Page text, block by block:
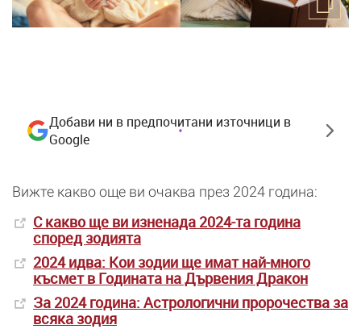
Добави ни в предпочитани източници в
Google
Вижте какво още ви очаква през 2024 година:
С какво ще ви изненада 2024-та година
според зодията
2024 идва: Кои зодии ще имат най-много
късмет в Годината на Дървения Дракон
За 2024 година: Астрологични пророчества за
всяка зодия